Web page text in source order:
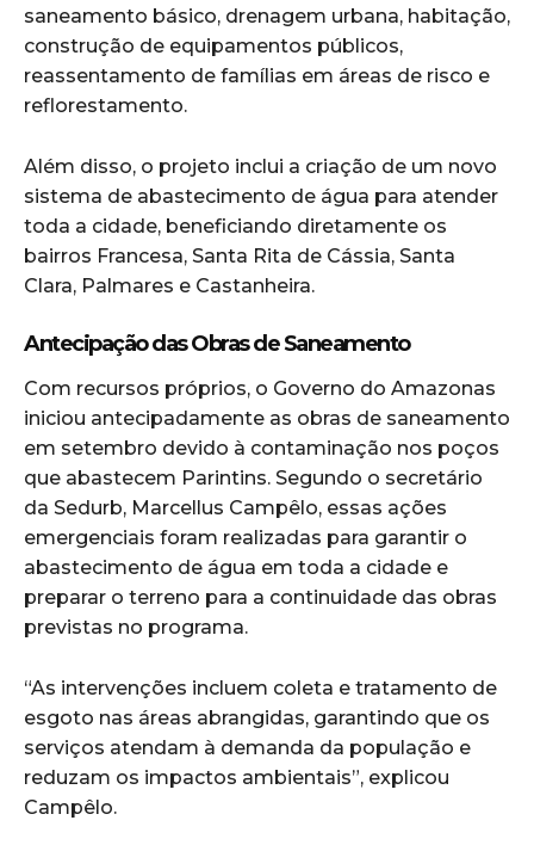
saneamento básico, drenagem urbana, habitação,
construção de equipamentos públicos,
reassentamento de famílias em áreas de risco e
reflorestamento.
Além disso, o projeto inclui a criação de um novo
sistema de abastecimento de água para atender
toda a cidade, beneficiando diretamente os
bairros Francesa, Santa Rita de Cássia, Santa
Clara, Palmares e Castanheira.
Antecipação das Obras de Saneamento
Com recursos próprios, o Governo do Amazonas
iniciou antecipadamente as obras de saneamento
em setembro devido à contaminação nos poços
que abastecem Parintins. Segundo o secretário
da Sedurb, Marcellus Campêlo, essas ações
emergenciais foram realizadas para garantir o
abastecimento de água em toda a cidade e
preparar o terreno para a continuidade das obras
previstas no programa.
“As intervenções incluem coleta e tratamento de
esgoto nas áreas abrangidas, garantindo que os
serviços atendam à demanda da população e
reduzam os impactos ambientais”, explicou
Campêlo.